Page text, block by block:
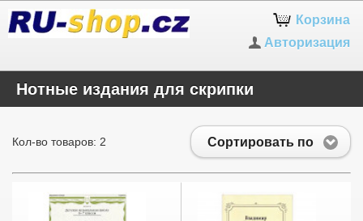
Корзина
Авторизация
Нотные издания для скрипки
Сортировать по
Кол-во товаров: 2